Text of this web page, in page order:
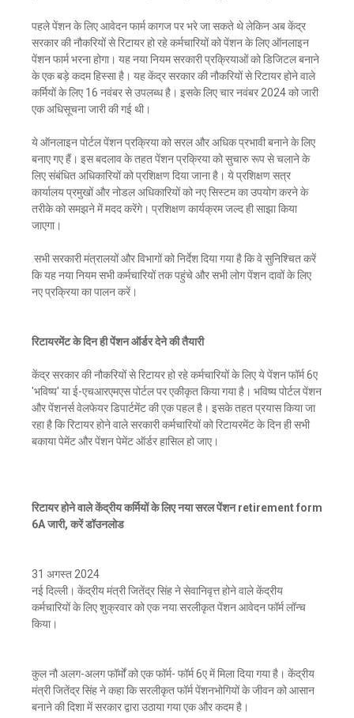
पहले पेंशन के लिए आवेदन फार्म कागज पर भरे जा सकते थे लेकिन अब केंद्र
सरकार की नौकरियों से रिटायर हो रहे कर्मचारियों को पेंशन के लिए ऑनलाइन
पेंशन फार्म भरना होगा। यह नया नियम सरकारी प्रक्रियाओं को डिजिटल बनाने
के एक बड़े कदम हिस्सा है। यह केंद्र सरकार की नौकरियों से रिटायर होने वाले
कर्मियों के लिए 16 नवंबर से उपलब्ध है। इसके लिए चार नवंबर 2024 को जारी
एक अधिसूचना जारी की गई थी।
ये ऑनलाइन पोर्टल पेंशन प्रक्रिया को सरल और अधिक प्रभावी बनाने के लिए
बनाए गए हैं। इस बदलाव के तहत पेंशन प्रक्रिया को सुचारु रूप से चलाने के
लिए संबंधित अधिकारियों को प्रशिक्षण दिया जाना है। ये प्रशिक्षण सत्र
कार्यालय प्रमुखों और नोडल अधिकारियों को नए सिस्टम का उपयोग करने के
तरीके को समझने में मदद करेंगे। प्रशिक्षण कार्यक्रम जल्द ही साझा किया
जाएगा।
सभी सरकारी मंत्रालयों और विभागों को निर्देश दिया गया है कि वे सुनिश्चित करें
कि यह नया नियम सभी कर्मचारियों तक पहुंचे और सभी लोग पेंशन दावों के लिए
नए प्रक्रिया का पालन करें।
रिटायरमेंट के दिन ही पेंशन ऑर्डर देने की तैयारी
केंद्र सरकार की नौकरियों से रिटायर हो रहे कर्मचारियों के लिए ये पेंशन फॉर्म 6ए
'भविष्य' या ई-एचआरएमएस पोर्टल पर एकीकृत किया गया है। भविष्य पोर्टल पेंशन
और पेंशनर्स वेलफेयर डिपार्टमेंट की एक पहल है। इसके तहत प्रयास किया जा
रहा है कि रिटायर होने वाले सरकारी कर्मचारियों को रिटायरमेंट के दिन ही सभी
बकाया पेमेंट और पेंशन पेमेंट ऑर्डर हासिल हो जाए।
रिटायर होने वाले केंद्रीय कर्मियों के लिए नया सरल पेंशन retirement form
6A जारी, करें डॉउनलोड
31 अगस्त 2024
नई दिल्ली। केंद्रीय मंत्री जितेंद्र सिंह ने सेवानिवृत्त होने वाले केंद्रीय
कर्मचारियों के लिए शुक्रवार को एक नया सरलीकृत पेंशन आवेदन फॉर्म लॉन्च
किया।
कुल नौ अलग-अलग फॉर्मों को एक फॉर्म- फॉर्म 6ए में मिला दिया गया है। केंद्रीय
मंत्री जितेंद्र सिंह ने कहा कि सरलीकृत फॉर्म पेंशनभोगियों के जीवन को आसान
बनाने की दिशा में सरकार द्वारा उठाया गया एक और कदम है।